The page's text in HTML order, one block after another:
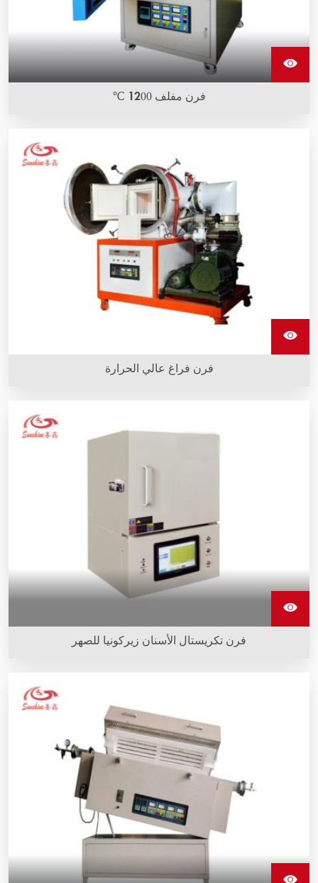
فرن مفلف 1200 ℃
فرن فراغ عالي الحرارة
فرن تكريستال الأسنان زيركونيا للصهر
صندوقي. وهو خفيف الوزن وصغير الحجم ويستخدم فقط 1.5 كيلو
واط من القدرة.